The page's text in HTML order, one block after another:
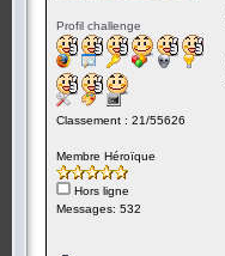
Profil challenge
Classement : 21/55626
Membre Héroïque
Hors ligne
Messages: 532